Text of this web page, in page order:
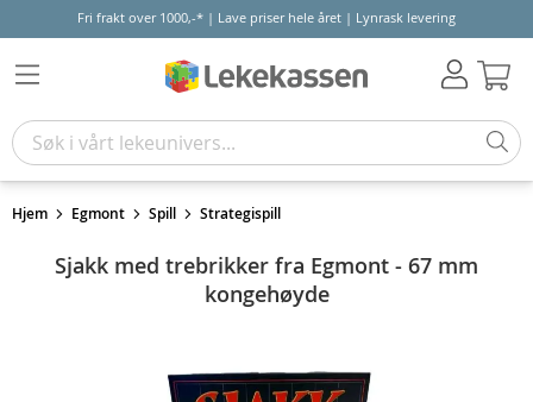
Fri frakt over 1000,-* | Lave priser hele året | Lynrask levering
Hjem Egmont Spill Strategispill
Sjakk med trebrikker fra Egmont - 67 mm
kongehøyde